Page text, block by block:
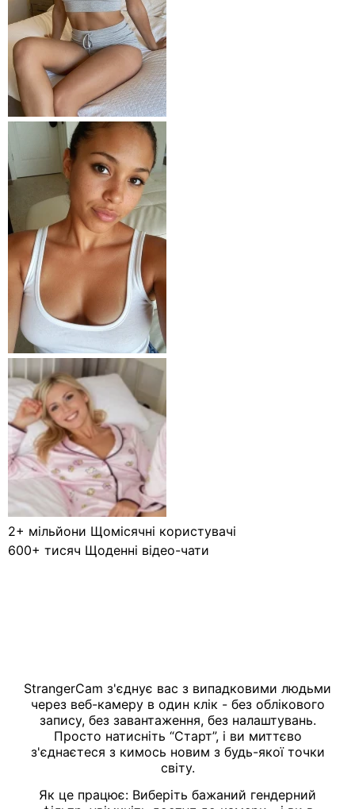
2+ мільйони Щомісячні користувачі
600+ тисяч Щоденні відео-чати
StrangerCam з'єднує вас з випадковими людьми
через веб-камеру в один клік - без облікового
запису, без завантаження, без налаштувань.
Просто натисніть “Старт”, і ви миттєво
з'єднаєтеся з кимось новим з будь-якої точки
світу.
Як це працює: Виберіть бажаний гендерний